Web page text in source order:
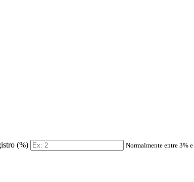
(%) Normalmente entre 3%